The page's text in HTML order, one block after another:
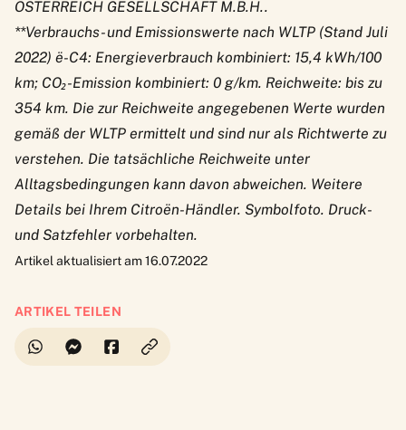
ÖSTERREICH GESELLSCHAFT M.B.H..
**Verbrauchs- und Emissionswerte nach WLTP (Stand Juli
2022) ë-C4: Energieverbrauch kombiniert: 15,4 kWh/100
km; CO₂-Emission kombiniert: 0 g/km. Reichweite: bis zu
354 km. Die zur Reichweite angegebenen Werte wurden
gemäß der WLTP ermittelt und sind nur als Richtwerte zu
verstehen. Die tatsächliche Reichweite unter
Alltagsbedingungen kann davon abweichen. Weitere
Details bei Ihrem Citroën-Händler. Symbolfoto. Druck-
und Satzfehler vorbehalten.
Artikel aktualisiert am 16.07.2022
ARTIKEL TEILEN